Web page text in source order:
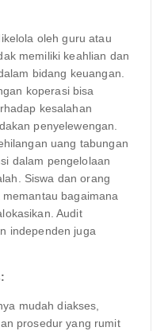
oleh guru atau
memiliki keahlian dan
bidang keuangan.
koperasi bisa
kesalahan
penyelewengan.
uang tabungan
dalam pengelolaan
Siswa dan orang
bagaimana
Audit
independen juga
mudah diakses,
prosedur yang rumit